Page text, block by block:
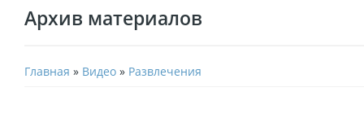
Архив материалов
Главная » Видео » Развлечения